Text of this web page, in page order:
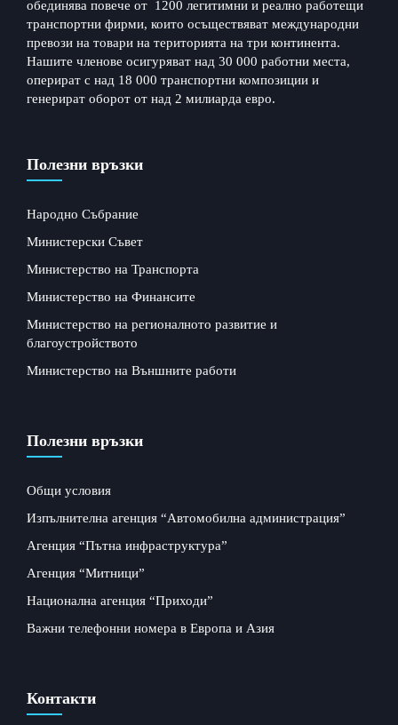
обединява повече от 1200 легитимни и реално работещи
транспортни фирми, които осъществяват международни
превози на товари на територията на три континента.
Нашите членове осигуряват над 30 000 работни места,
оперират с над 18 000 транспортни композиции и
генерират оборот от над 2 милиарда евро.
Полезни връзки
Народно Събрание
Министерски Съвет
Министерство на Транспорта
Министерство на Финансите
Министерство на регионалното развитие и
благоустройството
Министерство на Външните работи
Полезни връзки
Общи условия
Изпълнителна агенция “Автомобилна администрация”
Агенция “Пътна инфраструктура”
Агенция “Митници”
Национална агенция “Приходи”
Важни телефонни номера в Европа и Азия
Контакти